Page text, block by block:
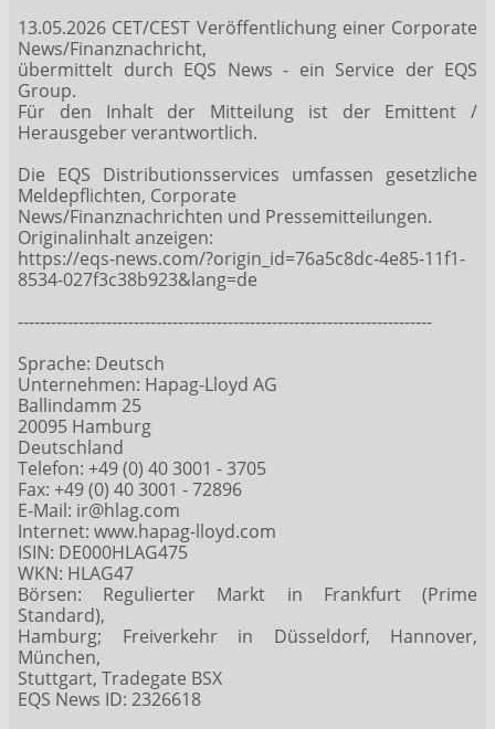
13.05.2026 CET/CEST Veröffentlichung einer Corporate
News/Finanznachricht,
übermittelt durch EQS News - ein Service der EQS
Group.
Für den Inhalt der Mitteilung ist der Emittent /
Herausgeber verantwortlich.
Die EQS Distributionsservices umfassen gesetzliche
Meldepflichten, Corporate
News/Finanznachrichten und Pressemitteilungen.
Originalinhalt anzeigen:
https://eqs-news.com/?origin_id=76a5c8dc-4e85-11f1-
8534-027f3c38b923&lang=de
---------------------------------------------------------------------------
Sprache: Deutsch
Unternehmen: Hapag-Lloyd AG
Ballindamm 25
20095 Hamburg
Deutschland
Telefon: +49 (0) 40 3001 - 3705
Fax: +49 (0) 40 3001 - 72896
E-Mail: ir@hlag.com
Internet: www.hapag-lloyd.com
ISIN: DE000HLAG475
WKN: HLAG47
Börsen: Regulierter Markt in Frankfurt (Prime
Standard),
Hamburg; Freiverkehr in Düsseldorf, Hannover,
München,
Stuttgart, Tradegate BSX
EQS News ID: 2326618